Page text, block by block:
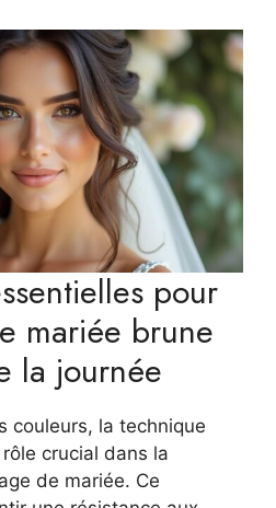
pour
mariée brune
la journée
couleurs, la technique
crucial dans la
de mariée. Ce